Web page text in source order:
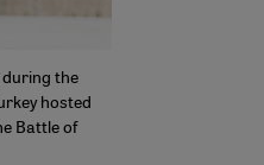
the
hosted
Battle of